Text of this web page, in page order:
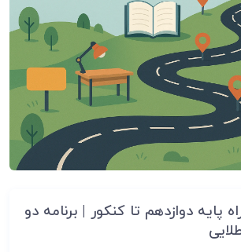
پایه دوازدهم تا کنکور | برنامه دو